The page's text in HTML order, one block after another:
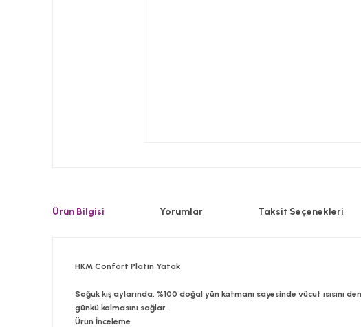
Ürün Bilgisi Yorumlar Taksit Seçenekleri
HKM Confort Platin Yatak
Soğuk kış aylarında, %100 doğal yün katmanı sayesinde vücut ısısını
günkü kalmasını sağlar.
Ürün İnceleme